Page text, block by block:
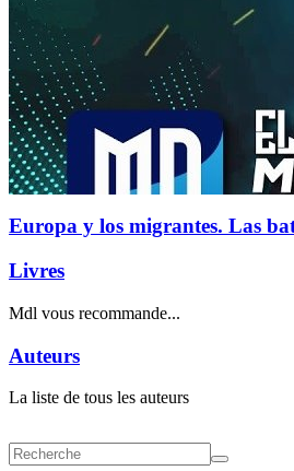
Europa y los migrantes. Las
Livres
Mdl vous recommande...
Auteurs
La liste de tous les auteurs